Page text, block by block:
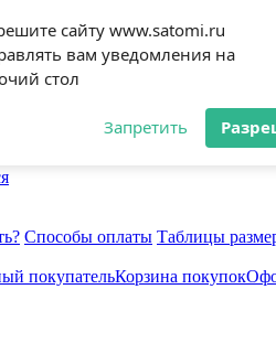
сайту www.satomi.ru
вам уведомления на
стол
Запретить
Способы оплаты Таблицы
покупательКорзина покупок